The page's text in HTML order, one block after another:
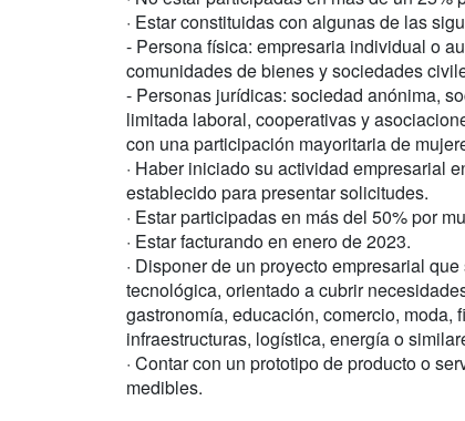
· Estar constituidas con algunas de las
- Persona física: empresaria individual o
comunidades de bienes y sociedades
- Personas jurídicas: sociedad anónima,
limitada laboral, cooperativas y
con una participación mayoritaria de
· Haber iniciado su actividad empresarial
establecido para presentar solicitudes.
· Estar participadas en más del 50% por
· Estar facturando en enero de 2023.
· Disponer de un proyecto empresarial
tecnológica, orientado a cubrir
gastronomía, educación, comercio, moda,
infraestructuras, logística, energía o
· Contar con un prototipo de producto o
medibles.